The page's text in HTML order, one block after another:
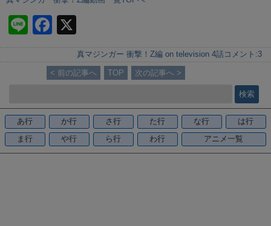
Li
n
e
F
a
c
e
o
o
k
真マジンガー 衝撃！Z編 on television 4話 コメント:3
< 前の記事へ TOP 次の記事へ >
あ行 か行 さ行 た行 な行
は行
ま行
や行 ら行 わ行 アニメ一覧